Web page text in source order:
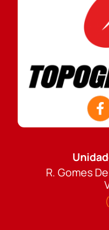
R. Gomes